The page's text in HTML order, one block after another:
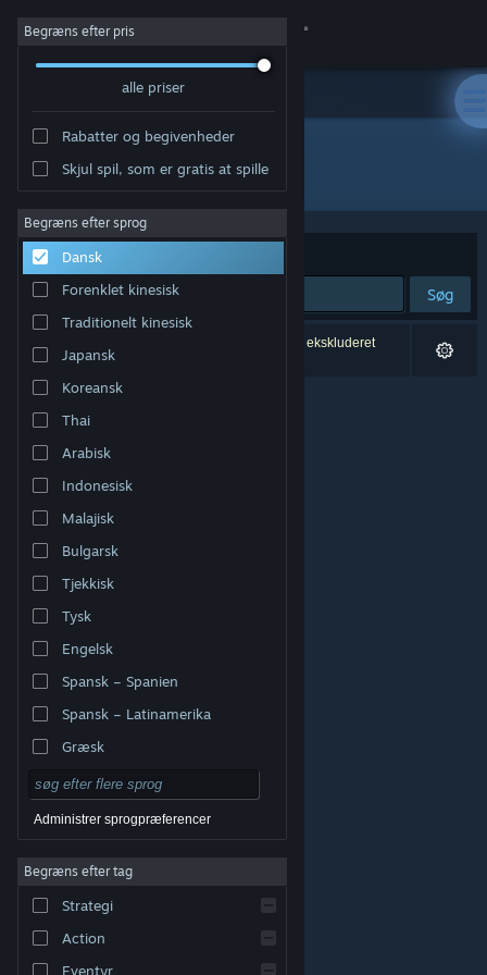
Log på
Om
Support
Skift sprog
Hent Steam-mobilappen
Vis desktop-webside
varemærker tilhører deres respektive indehavere i USA
Tilgængelighed
Refunderinger|
Begræns efter pris
alle priser
Rabatter og begivenheder
Skjul spil, som er gratis at spille
Begræns efter sprog
Dansk
Forenklet kinesisk
Traditionelt kinesisk
Japansk
Koreansk
Thai
Arabisk
Indonesisk
Malajisk
Bulgarsk
Tjekkisk
Tysk
Engelsk
Spansk – Spanien
Spansk – Latinamerika
Græsk
Administrer sprogpræferencer
Begræns efter tag
Strategi
Action
Eventyr
Udvikler: Captive Bolt Studios
Sorter efter Relevans
Søg
0 resultater matcher din søgning. 1 titel er blevet ekskluderet
baseret på dine præferencer.